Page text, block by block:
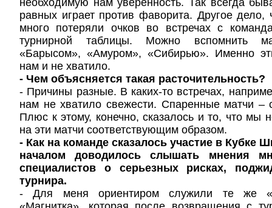
необходимую нам уверенность. Так всегда
равных играет против фаворита. Другое
много потеряли очков во встречах с
турнирной таблицы. Можно вспомнить
«Барысом», «Амуром», «Сибирью». Именно
нам и не хватило.
- Чем объясняется такая расточительность?
- Причины разные. В каких-то встречах,
нам не хватило свежести. Спаренные матчи –
Плюс к этому, конечно, сказалось и то, что мы
на эти матчи соответствующим образом.
- Как на команде сказалось участие в Кубке
началом доводилось слышать мнения
специалистов о серьезных рисках,
турнира.
- Для меня ориентиром служили те же